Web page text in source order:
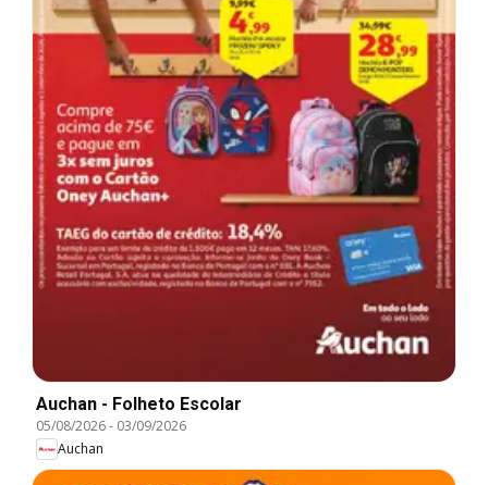
Auchan - Folheto Escolar
05/08/2026- 03/09/2026
Auchan